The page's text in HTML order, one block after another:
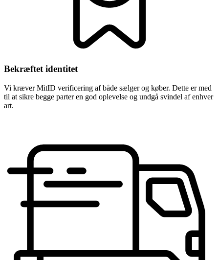
Bekræftet identitet
Vi kræver MitID verificering af både sælger og køber. Dette er med
til at sikre begge parter en god oplevelse og undgå svindel af enhver
art.